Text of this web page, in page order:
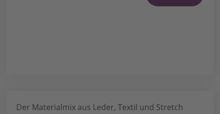
Der Materialmix aus Leder, Textil und Stretch